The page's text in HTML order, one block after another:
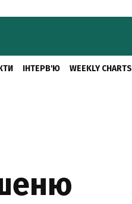
ІНТЕРВ'Ю WEEKLY CHARTS